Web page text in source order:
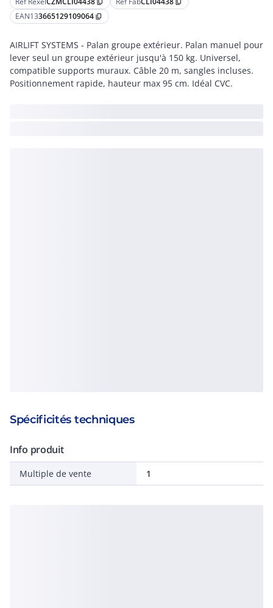
content_copy content_copy
EAN133665129109064 content_copy
AIRLIFT SYSTEMS - Palan groupe extérieur. Palan manuel pour
lever seul un groupe extérieur jusqu'à 150 kg. Universel,
compatible supports muraux. Câble 20 m, sangles incluses.
Positionnement rapide, hauteur max 95 cm. Idéal CVC.
Spécificités techniques
Info produit
Multiple de vente 1